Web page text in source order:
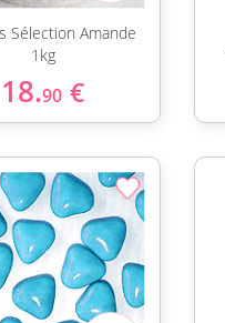
Sélection Amande
1kg
18.90 €